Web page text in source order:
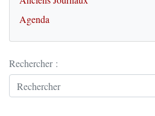
Agenda
Rechercher :